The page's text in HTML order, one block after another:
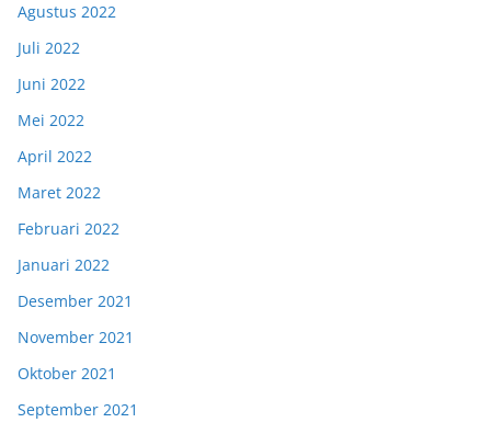
Agustus 2022
Juli 2022
Juni 2022
Mei 2022
April 2022
Maret 2022
Februari 2022
Januari 2022
Desember 2021
November 2021
Oktober 2021
September 2021